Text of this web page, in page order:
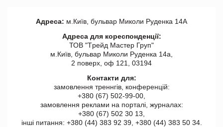
Адреса: м.Київ, бульвар Миколи Руденка 14А
Адреса для кореспонденції:
ТОВ "Tрейд Мастер Груп"
м.Київ, бульвар Миколи Руденка 14а,
2 поверх, оф 121, 03194
Контакти для:
замовлення треннгів, конференцій:
+380 (67) 502-99-00,
замовлення реклами на порталі, журналах:
+380 (67) 502 30 13,
інші питання: +380 (44) 383 92 39, +380 (44) 383 50 34.